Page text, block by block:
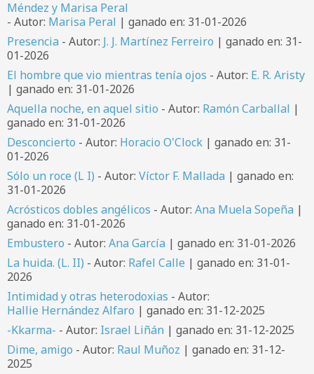
Méndez y Marisa Peral
- Autor: Marisa Peral | ganado en: 31-01-2026
Presencia - Autor: J. J. Martínez Ferreiro | ganado en: 31-
01-2026
El hombre que vio mientras tenía ojos - Autor: E. R. Aristy
| ganado en: 31-01-2026
Aquella noche, en aquel sitio - Autor: Ramón Carballal |
ganado en: 31-01-2026
Desconcierto - Autor: Horacio O'Clock | ganado en: 31-
01-2026
Sólo un roce (L I) - Autor: Víctor F. Mallada | ganado en:
31-01-2026
Acrósticos dobles angélicos - Autor: Ana Muela Sopeña |
ganado en: 31-01-2026
Embustero - Autor: Ana García | ganado en: 31-01-2026
La huida. (L. II) - Autor: Rafel Calle | ganado en: 31-01-
2026
Intimidad y otras heterodoxias - Autor:
Hallie Hernández Alfaro | ganado en: 31-12-2025
-Kkarma- - Autor: Israel Liñán | ganado en: 31-12-2025
Dime, amigo - Autor: Raul Muñoz | ganado en: 31-12-
2025